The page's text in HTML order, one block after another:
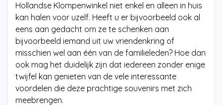
Hollandse Klompenwinkel niet enkel en alleen in huis
kan halen voor uzelf. Heeft u er bijvoorbeeld ook al
eens aan gedacht om ze te schenken aan
bijvoorbeeld iemand uit uw vriendenkring of
misschien wel aan één van de familieleden? Hoe dan
ook mag het duidelijk zijn dat iedereen zonder enige
twijfel kan genieten van de vele interessante
voordelen die deze prachtige souvenirs met zich
meebrengen.